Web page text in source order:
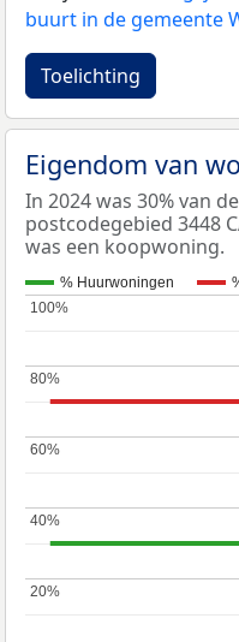
buurt in de gemeente
Toelichting
Eigendom van
In 2024 was 30% van
postcodegebied 3448
was een koopwoning.
% Huurwoningen
20%
20%
40%
40%
60%
60%
80%
80%
100%
100%